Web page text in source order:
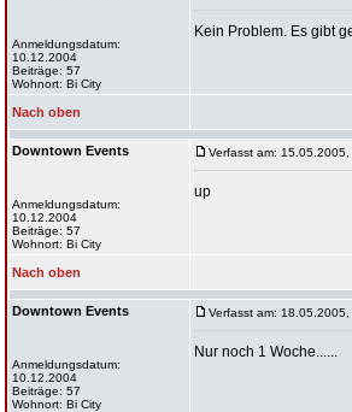
Anmeldungsdatum:
10.12.2004
Beiträge: 57
Wohnort: Bi City
Kein Problem. Es gibt
Nach oben
Downtown Events
Anmeldungsdatum:
10.12.2004
Beiträge: 57
Wohnort: Bi City
Verfasst am:
up
Nach oben
Downtown Events
Anmeldungsdatum:
10.12.2004
Beiträge: 57
Wohnort: Bi City
Verfasst am:
Nur noch 1 Woche......